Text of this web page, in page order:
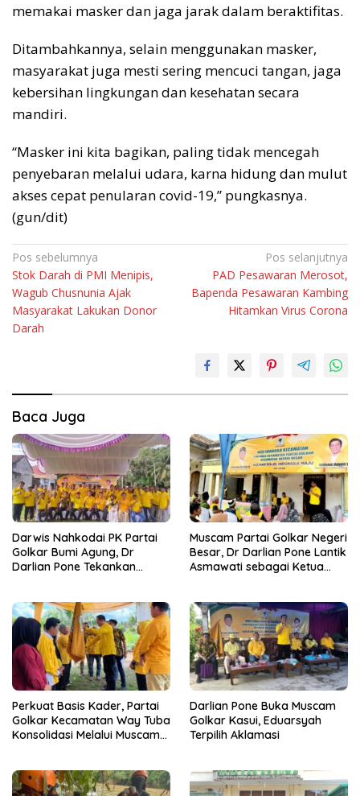
memakai masker dan jaga jarak dalam beraktifitas.
Ditambahkannya, selain menggunakan masker,
masyarakat juga mesti sering mencuci tangan, jaga
kebersihan lingkungan dan kesehatan secara
mandiri.
“Masker ini kita bagikan, paling tidak mencegah
penyebaran melalui udara, karna hidung dan mulut
akses cepat penularan covid-19,” pungkasnya.
(gun/dit)
Navigasi
pos
Pos sebelumnya
Stok Darah di PMI Menipis,
Wagub Chusnunia Ajak
Masyarakat Lakukan Donor
Darah
Pos selanjutnya
PAD Pesawaran Merosot,
Bapenda Pesawaran Kambing
Hitamkan Virus Corona
Baca Juga
Darwis Nahkodai PK Partai
Golkar Bumi Agung, Dr
Darlian Pone Tekankan
Muscam Partai Golkar Negeri
Besar, Dr Darlian Pone Lantik
Asmawati sebagai Ketua
Perkuat Basis Kader, Partai
Golkar Kecamatan Way Tuba
Konsolidasi Melalui Muscam
Darlian Pone Buka Muscam
Golkar Kasui, Eduarsyah
Terpilih Aklamasi